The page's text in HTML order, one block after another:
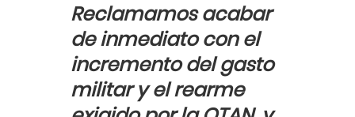
Reclamamos acabar
de inmediato con el
incremento del gasto
militar y el rearme